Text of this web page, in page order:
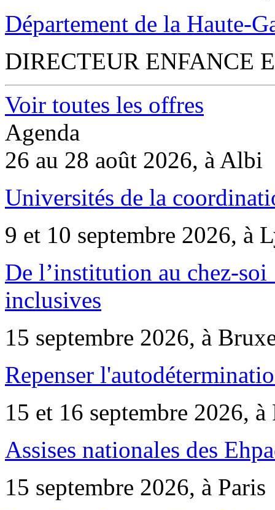
Département de la Haute-
DIRECTEUR ENFANCE
Voir toutes les offres
Agenda
26 au 28 août 2026, à Albi
Universités de la
9 et 10 septembre 2026, à
De l’institution au chez-
inclusives
15 septembre 2026, à
Repenser
15 et 16 septembre 2026, à
Assises nationales des
15 septembre 2026, à Paris